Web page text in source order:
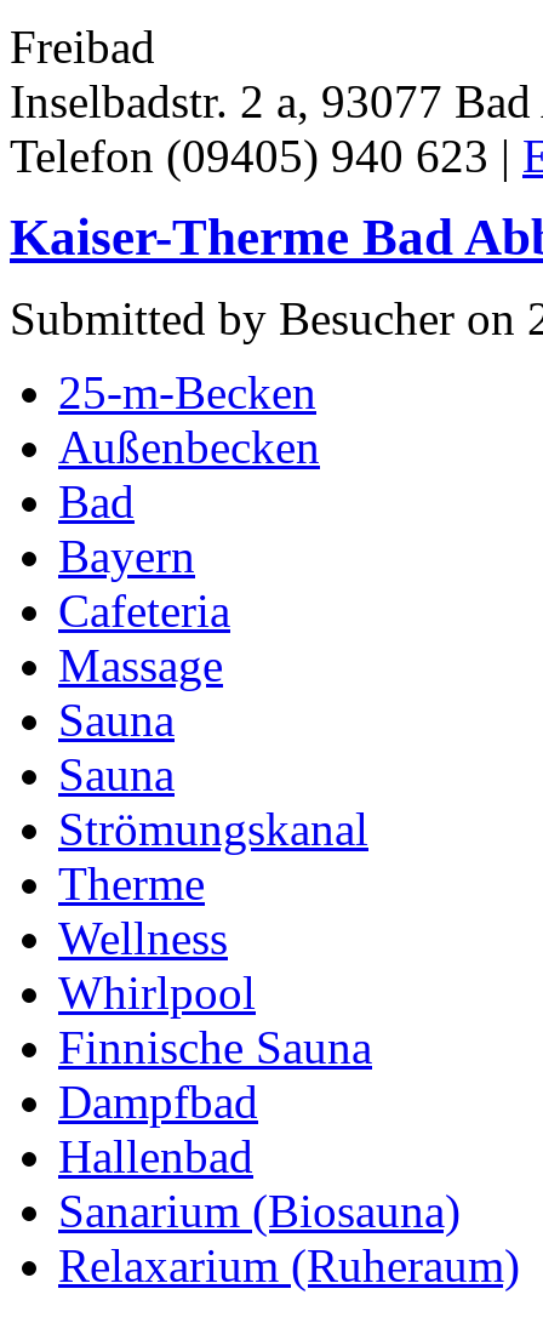
Freibad
Inselbadstr. 2 a, 93077
Telefon (09405) 940 623 |
Kaiser-Therme Bad
Submitted by Besucher on
25-m-Becken
Außenbecken
Bad
Bayern
Cafeteria
Massage
Sauna
Sauna
Strömungskanal
Therme
Wellness
Whirlpool
Finnische Sauna
Dampfbad
Hallenbad
Sanarium (Biosauna)
Relaxarium (Ruheraum)